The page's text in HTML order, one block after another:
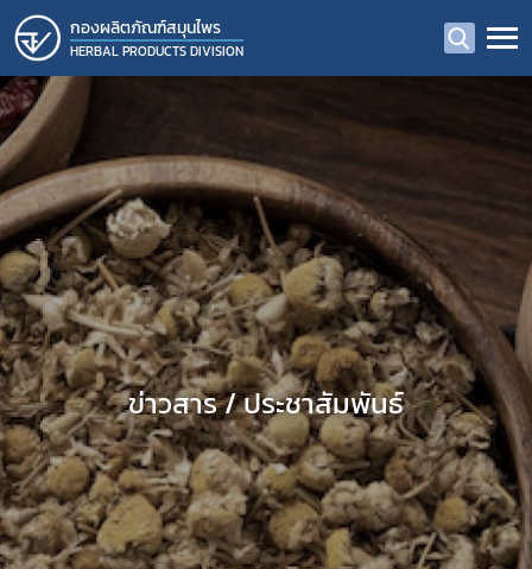
กองผลิตภัณฑ์สมุนไพร
HERBAL PRODUCTS DIVISION
ข่าวสาร / ประชาสัมพันธ์